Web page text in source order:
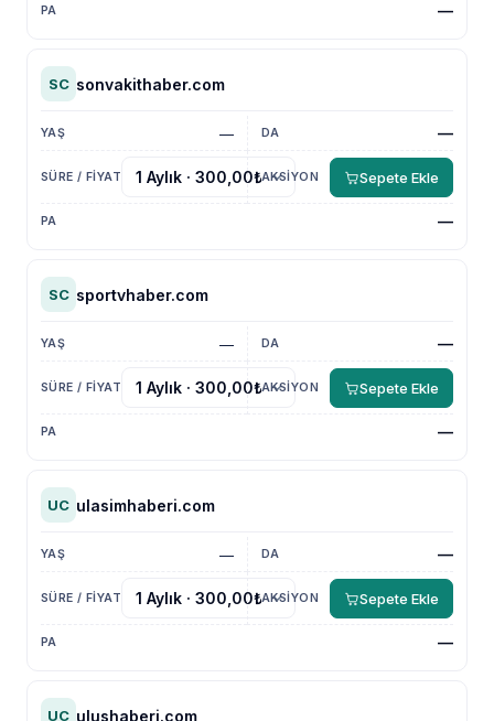
—
SC sonvakithaber.com
— —
—
Sepete Ekle
SC sportvhaber.com
— —
—
Sepete Ekle
UC ulasimhaberi.com
— —
—
Sepete Ekle
UC ulushaberi.com